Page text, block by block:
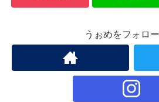
うぉめをフォロ